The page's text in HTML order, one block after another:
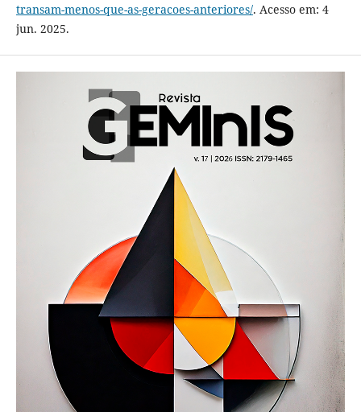
transam-menos-que-as-geracoes-anteriores/. Acesso em: 4
jun. 2025.